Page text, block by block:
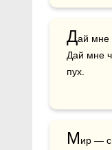
Дай мне
Дай мне
пух.
Мир —